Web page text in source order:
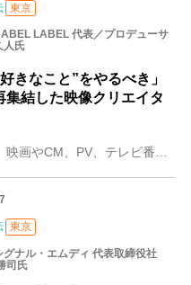
東京
LABEL 代表／プロデューサ
氏
好きなこと”をやるべき」
結した映像クリエイタ
気鋭の若手ディレクターが集結し、映画やCM、PV、テレビ番組など幅広いジャンルの映像制作を手がけるBABEL LABEL(バベル・レーベル)。個々に名前を売って
東京
グナル・エムディ 代表取締役社
司氏